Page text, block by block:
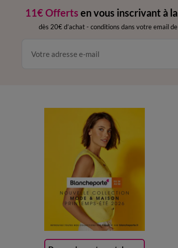
11€ Offerts en vous inscrivant à
dès 20€ d’achat - conditions dans votre email